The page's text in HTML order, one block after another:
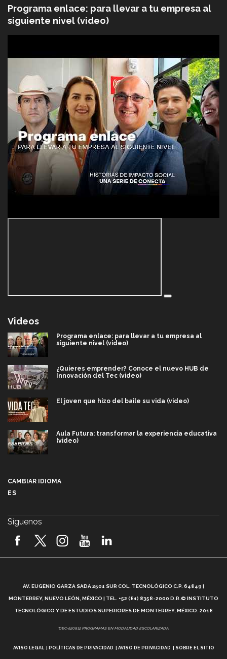
Programa enlace: para llevar a tu empresa al
siguiente nivel (video)
Videos
Programa enlace: para llevar a tu empresa al
siguiente nivel (video)
¿Quieres emprender? Conoce el nuevo HUB de
Innovación del Tec (video)
El joven que hizo del baile su vida (video)
Aula Futura: transformar la experiencia educativa
(video)
2026! (video)
¿Cómo es el Modelo Educativo Tec? (video)
Vida Tec: Feminismo e Inteligencia Artificial, Paola
CAMBIAR IDIOMA
ES
Síguenos
AV. EUGENIO GARZA SADA 2501 SUR COL. TECNOLÓGICO C.P. 64849 |
MONTERREY, NUEVO LEÓN, MÉXICO | TEL. +52 (81) 8358-2000 D.R.© INSTITUTO
TECNOLÓGICO Y DE ESTUDIOS SUPERIORES DE MONTERREY, MÉXICO. 2018
*DEC-520912 PROGRAMAS EN MODALIDAD ESCOLARIZADA.
AVISO LEGAL POLÍTICAS DE PRIVACIDAD AVISO DE PRIVACIDAD SOBRE EL SITIO